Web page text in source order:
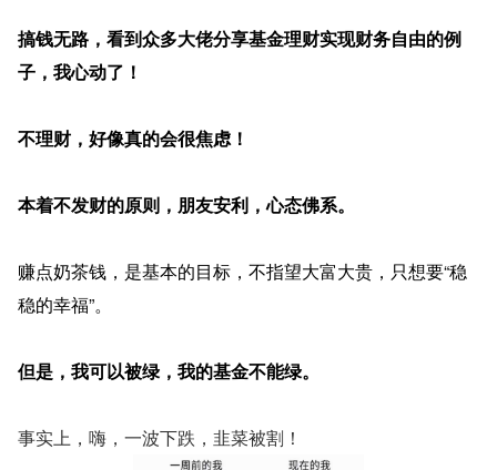
搞钱无路，看到众多大佬分享基金理财实现财务自由的例
子，我心动了！
不理财，好像真的会很焦虑！
本着不发财的原则，朋友安利，心态佛系。
赚点奶茶钱，是基本的目标，不指望大富大贵，只想要“稳
稳的幸福”。
但是，我可以被绿，我的基金不能绿。
事实上，嗨，一波下跌，韭菜被割！